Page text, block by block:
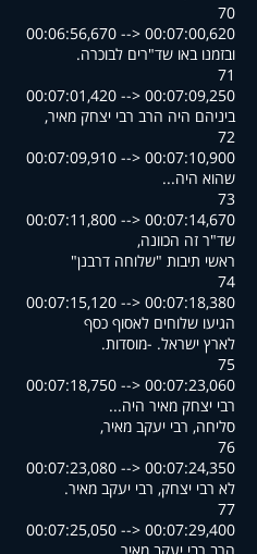
70
00:06:56,670 --> 00:07:00,620
.ובזמנו באו שד"רים לבוכרה
71
00:07:01,420 --> 00:07:09,250
,ביניהם היה הרב רבי יצחק מאיר
72
00:07:09,910 --> 00:07:10,900
...שהוא היה
73
00:07:11,800 --> 00:07:14,670
,שד"ר זה הכוונה
"ראשי תיבות "שלוחה דרבנן
74
00:07:15,120 --> 00:07:18,380
הגיעו שלוחים לאסוף כסף
.לארץ ישראל. -מוסדות
75
00:07:18,750 --> 00:07:23,060
...רבי יצחק מאיר היה
,סליחה, רבי יעקב מאיר
76
00:07:23,080 --> 00:07:24,350
.לא רבי יצחק, רבי יעקב מאיר
77
00:07:25,050 --> 00:07:29,400
הרב רבי יעקב מאיר